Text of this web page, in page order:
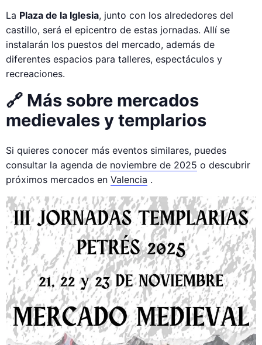
La Plaza de la Iglesia, junto con los alrededores del
castillo, será el epicentro de estas jornadas. Allí se
instalarán los puestos del mercado, además de
diferentes espacios para talleres, espectáculos y
recreaciones.
🔗 Más sobre mercados
medievales y templarios
Si quieres conocer más eventos similares, puedes
consultar la agenda de noviembre de 2025 o descubrir
próximos mercados en Valencia .